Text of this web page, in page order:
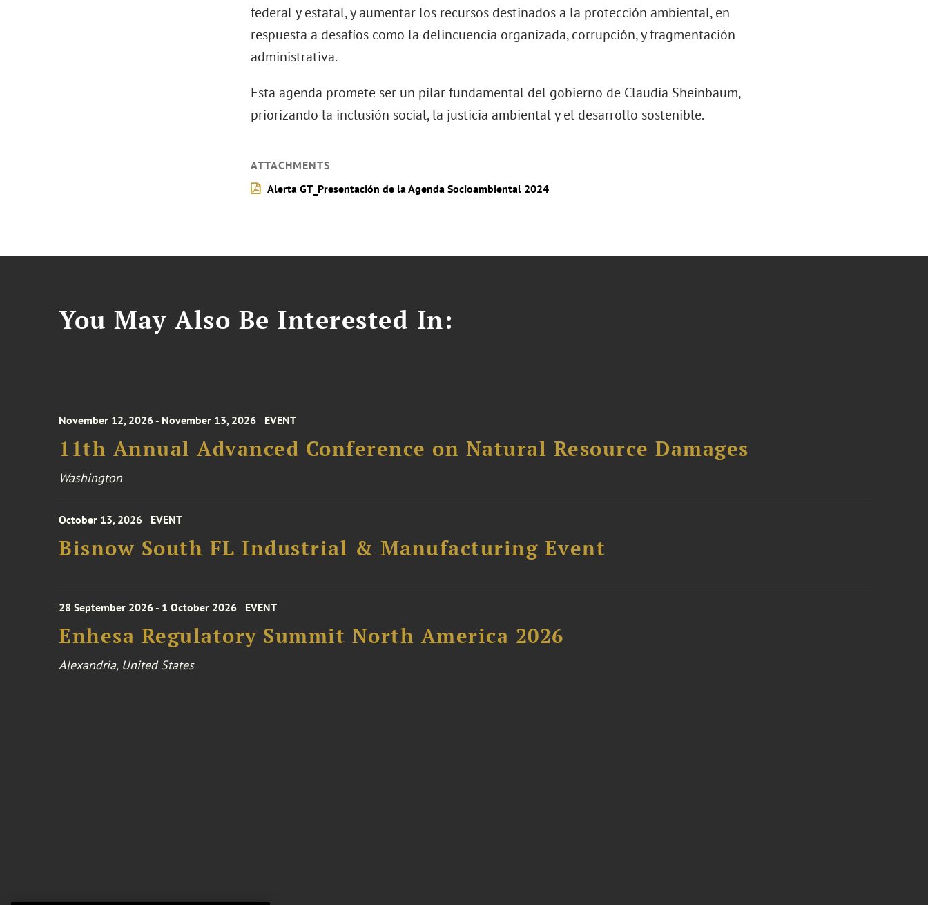
federal y estatal, y aumentar los recursos destinados a la protección ambiental, en
respuesta a desafíos como la delincuencia organizada, corrupción, y fragmentación
administrativa.
Esta agenda promete ser un pilar fundamental del gobierno de Claudia Sheinbaum,
priorizando la inclusión social, la justicia ambiental y el desarrollo sostenible​.
ATTACHMENTS
Alerta GT_Presentación de la Agenda Socioambiental 2024
You May Also Be Interested In:
November 12, 2026 - November 13, 2026 EVENT
11th Annual Advanced Conference on Natural Resource Damages
Washington
October 13, 2026 EVENT
Bisnow South FL Industrial & Manufacturing Event
28 September 2026 - 1 October 2026 EVENT
Enhesa Regulatory Summit North America 2026
Alexandria, United States